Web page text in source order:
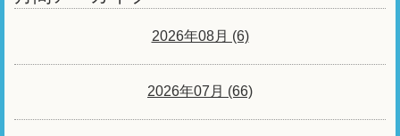
2026年08月 (6)
2026年07月 (66)